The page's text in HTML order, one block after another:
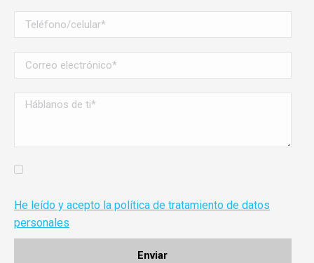
He leído y acepto la política de tratamiento de datos
personales